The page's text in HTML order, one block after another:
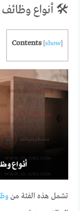
🛠️ أنواع وظائف
Contents [show]
تشمل هذه الفئة من